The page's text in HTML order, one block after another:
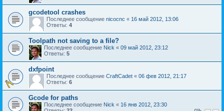
gcodetool crashes
Последнее сообщение nicocnc « 16 май 2012, 13:06
Ответы: 4
Toolpath not saving to a file?
Последнее сообщение Nick « 09 май 2012, 23:12
Ответы: 5
dxfpoint
Последнее сообщение CraftCadet « 06 фев 2012, 21:17
Ответы: 6
Gcode for paths
Последнее сообщение Nick « 16 янв 2012, 23:30